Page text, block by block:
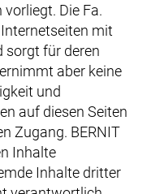
Die Fa.
mit
sorgt für deren
aber keine
und
auf diesen Seiten
Zugang. BERNIT
Inhalte
Inhalte dritter